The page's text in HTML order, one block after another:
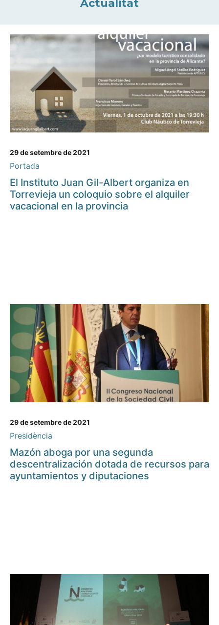
Actualitat
29 de setembre de 2021
Portada
El Instituto Juan Gil-Albert organiza en
Torrevieja un coloquio sobre el alquiler
vacacional en la provincia
29 de setembre de 2021
Presidència
Mazón aboga por una segunda
descentralización dotada de recursos para
ayuntamientos y diputaciones